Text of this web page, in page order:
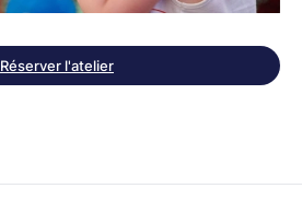
Réserver l'atelier